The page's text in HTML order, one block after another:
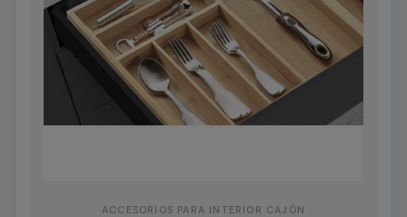
ACCESORIOS PARA INTERIOR CAJÓN